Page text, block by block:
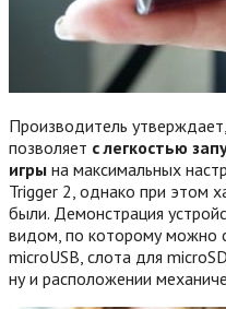
Производитель
позволяет с легкостью
игры на максимальных
Trigger 2, однако при этом
были. Демонстрация
видом, по которому можно
microUSB, слота для
ну и расположении